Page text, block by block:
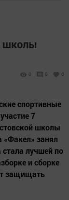
школы
0 0 0
спортивные
7
школы
занял
лучшей по
и сборке
защищать